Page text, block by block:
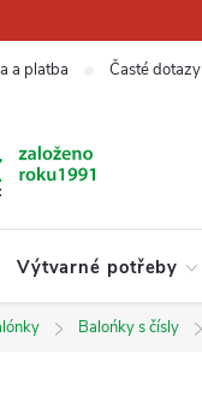
a platba Časté dotazy
Výtvarné potřeby
Balońky s čísly